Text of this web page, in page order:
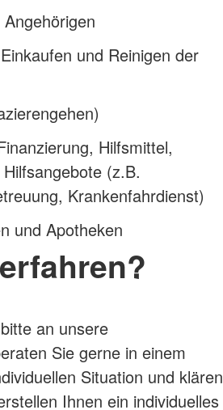
und Reinigen der
Hilfsmittel,
(z.B.
Krankenfahrdienst)
und Apotheken
an unsere
Sie gerne in einem
Situation und klären
Ihnen ein individuelles